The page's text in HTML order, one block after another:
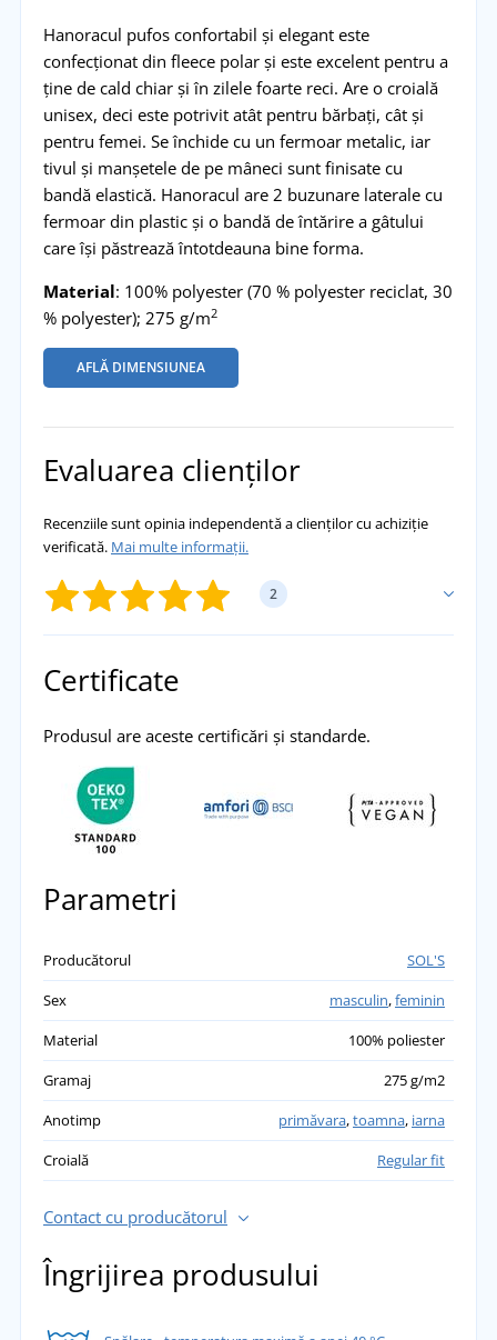
Hanoracul pufos confortabil și elegant este
confecționat din fleece polar și este excelent pentru a
ține de cald chiar și în zilele foarte reci. Are o croială
unisex, deci este potrivit atât pentru bărbați, cât și
pentru femei. Se închide cu un fermoar metalic, iar
tivul și manșetele de pe mâneci sunt finisate cu
bandă elastică. Hanoracul are 2 buzunare laterale cu
fermoar din plastic și o bandă de întărire a gâtului
care își păstrează întotdeauna bine forma.
Material: 100% polyester (70 % polyester reciclat, 30
% polyester); 275 g/m2
AFLĂ DIMENSIUNEA
Evaluarea clienților
Recenziile sunt opinia independentă a clienților cu achiziție
verificată. Mai multe informații.
2
Ivana
schimbare în aspect și calitate .I recomandăm
přidáno 06.02.2024
Certificate
Produsul are aceste certificări și standarde.
Parametri
Producătorul
SOL'S
Sex
masculin,feminin
Material
100% poliester
Gramaj
275 g/m2
Anotimp
primăvara,toamna, iarna
Croială
Regular fit
Contact cu producătorul
Îngrijirea produsului